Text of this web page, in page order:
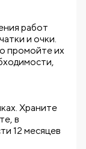
работ
и очки.
промойте их
Храните
в
12 месяцев